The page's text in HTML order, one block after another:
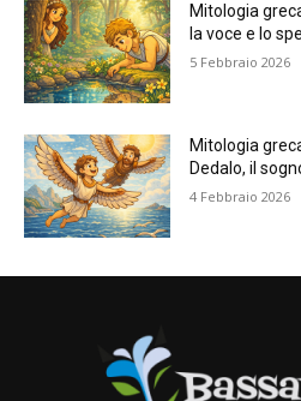
Mitologia
la voce e lo
5 Febbraio 2026
Mitologia
Dedalo, il
4 Febbraio 2026